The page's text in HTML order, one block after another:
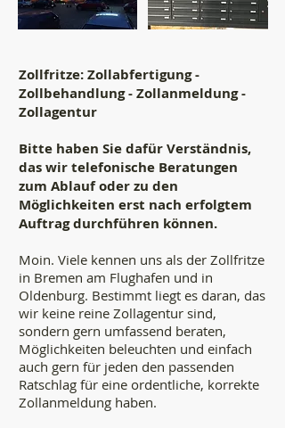
Zollfritze: Zollabfertigung -
Zollbehandlung - Zollanmeldung -
Zollagentur
Bitte haben Sie dafür Verständnis,
das wir telefonische Beratungen
zum Ablauf oder zu den
Möglichkeiten erst nach erfolgtem
Auftrag durchführen können.
Moin. Viele kennen uns als der Zollfritze
in Bremen am Flughafen und in
Oldenburg. Bestimmt liegt es daran, das
wir keine reine Zollagentur sind,
sondern gern umfassend beraten,
Möglichkeiten beleuchten und einfach
auch gern für jeden den passenden
Ratschlag für eine ordentliche, korrekte
Zollanmeldung haben.